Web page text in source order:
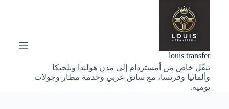
louis transfer
تنقّل خاص من أمستردام إلى مدن هولندا وبلجيكا
وألمانيا وفرنسا، مع سائق عربي وخدمة مطار وجولات
يومية.